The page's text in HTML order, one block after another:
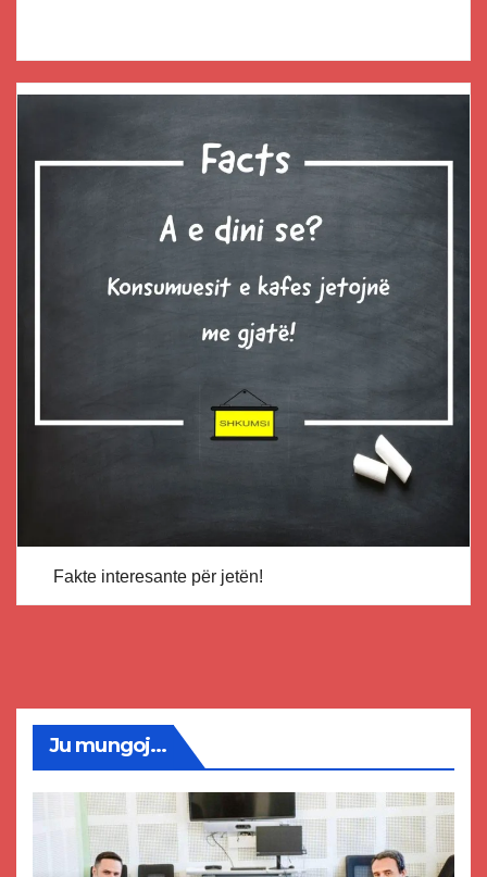
Fakte interesante për jetën!
Ju mungoj...